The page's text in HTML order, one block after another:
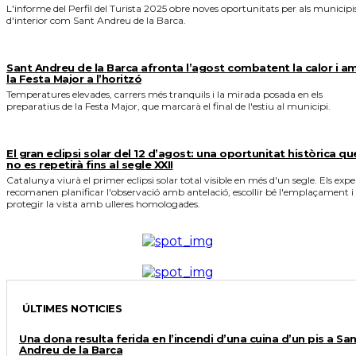
L'informe del Perfil del Turista 2025 obre noves oportunitats per als
d'interior com Sant Andreu de la Barca.
Sant Andreu de la Barca afronta l’agost combatent la calor i
la Festa Major a l’horitzó
Temperatures elevades, carrers més tranquils i la mirada posada en els
preparatius de la Festa Major, que marcarà el final de l'estiu al municipi.
El gran eclipsi solar del 12 d’agost: una oportunitat històrica
no es repetirà fins al segle XXII
Catalunya viurà el primer eclipsi solar total visible en més d'un segle. Els
recomanen planificar l'observació amb antelació, escollir bé l'emplaçament i
protegir la vista amb ulleres homologades.
ÚLTIMES NOTICIES
Una dona resulta ferida en l’incendi d’una cuina d’un pis a
Andreu de la Barca